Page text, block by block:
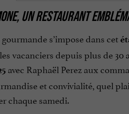
UN RESTAURANT
s’impose dans cet
vacanciers depuis plus de
avec Raphaël Perez aux
et convivialité, quel
chaque samedi.